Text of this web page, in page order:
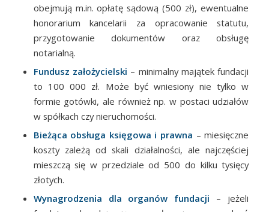
obejmują m.in. opłatę sądową (500 zł), ewentualne
honorarium kancelarii za opracowanie statutu,
przygotowanie dokumentów oraz obsługę
notarialną.
Fundusz założycielski – minimalny majątek fundacji
to 100 000 zł. Może być wniesiony nie tylko w
formie gotówki, ale również np. w postaci udziałów
w spółkach czy nieruchomości.
Bieżąca obsługa księgowa i prawna – miesięczne
koszty zależą od skali działalności, ale najczęściej
mieszczą się w przedziale od 500 do kilku tysięcy
złotych.
Wynagrodzenia dla organów fundacji – jeżeli